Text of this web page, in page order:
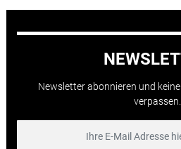
Newsletter abonnieren und
verpassen.